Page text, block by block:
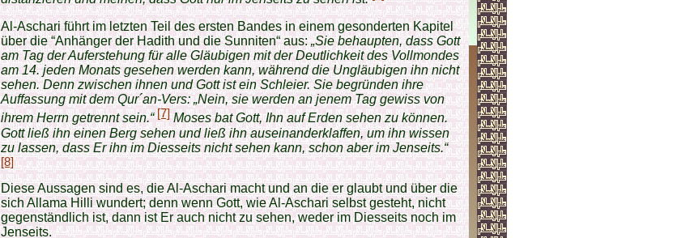
Al-Aschari führt im letzten Teil des ersten Bandes in einem gesonderten Kapitel
über die “Anhänger der Hadith und die Sunniten“ aus:„Sie behaupten, dass Gott
am Tag der Auferstehung für alle Gläubigen mit der Deutlichkeit des Vollmondes
am 14. jeden Monats gesehen werden kann, während die Ungläubigen ihn nicht
sehen. Denn zwischen ihnen und Gott ist ein Schleier. Sie begründen ihre
Auffassung mit dem Qur´an-Vers: „Nein, sie werden an jenem Tag gewiss von
ihrem Herrn getrennt sein.“[7]Moses bat Gott, Ihn auf Erden sehen zu können.
Gott ließ ihn einen Berg sehen und ließ ihn auseinanderklaffen, um ihn wissen
zu lassen, dass Er ihn im Diesseits nicht sehen kann, schon aber im Jenseits.“
[8]
Diese Aussagen sind es, die Al-Aschari macht und an die er glaubt und über die
sich Allama Hilli wundert; denn wenn Gott, wie Al-Aschari selbst gesteht, nicht
gegenständlich ist, dann ist Er auch nicht zu sehen, weder im Diesseits noch im
Jenseits.